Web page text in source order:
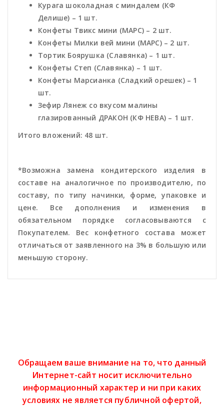
Курага шоколадная с миндалем (КФ
Делише) – 1 шт.
Конфеты Твикс мини (МАРС) – 2 шт.
Конфеты Милки вей мини (МАРС) – 2 шт.
Тортик Боярушка (Славянка) – 1 шт.
Конфеты Степ (Славянка) – 1 шт.
Конфеты Марсианка (Сладкий орешек) – 1
шт.
Зефир Лянеж со вкусом малины
глазированный ДРАКОН (КФ НЕВА) – 1 шт.
Итого вложений: 48 шт.
*Возможна замена кондитерского изделия в
составе на аналогичное по производителю, по
составу, по типу начинки, форме, упаковке и
цене. Все дополнения и изменения в
обязательном порядке согласовываются с
Покупателем. Вес конфетного состава может
отличаться от заявленного на 3% в большую или
меньшую сторону.
Обращаем ваше внимание на то, что данный
Интернет-сайт носит исключительно
информационный характер и ни при каких
условиях не является публичной офертой,